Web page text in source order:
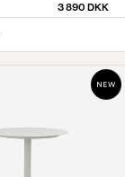
3 890 DKK